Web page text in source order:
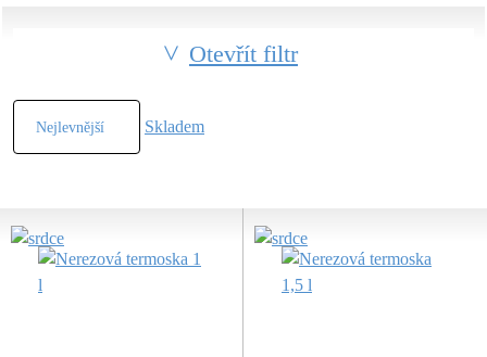
Otevřít filtr
Skladem